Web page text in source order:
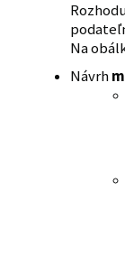
Na
Návrh